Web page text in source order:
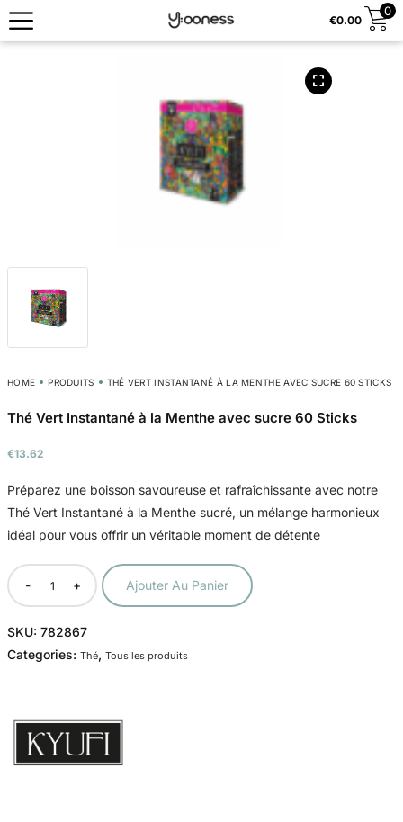
€0.00
0
HOME PRODUITS THÉ VERT INSTANTANÉ À LA MENTHE AVEC SUCRE 60 STICKS
Thé Vert Instantané à la Menthe avec sucre 60 Sticks
€13.62
Préparez une boisson savoureuse et rafraîchissante avec notre
Thé Vert Instantané à la Menthe sucré, un mélange harmonieux
idéal pour vous offrir un véritable moment de détente
- + Ajouter Au Panier
SKU: 782867
Categories: Thé, Tous les produits